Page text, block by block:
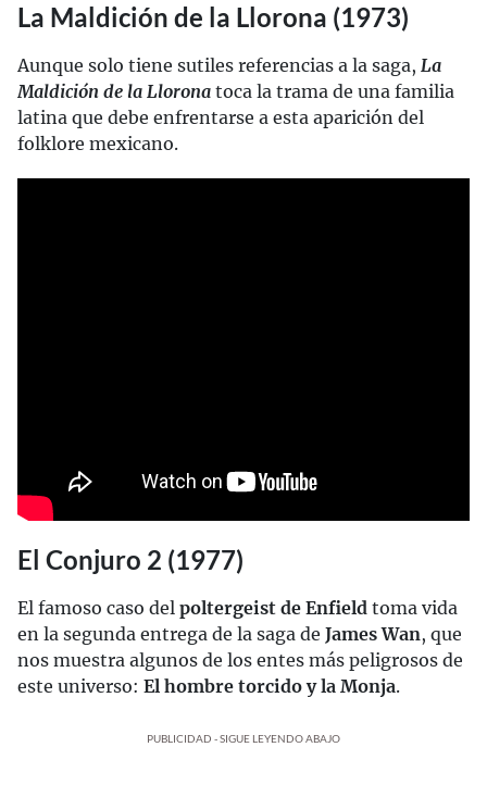
La Maldición de la Llorona (1973)
Aunque solo tiene sutiles referencias a la saga, La
Maldición de la Llorona toca la trama de una familia
latina que debe enfrentarse a esta aparición del
folklore mexicano.
El Conjuro 2 (1977)
El famoso caso del poltergeist de Enfield toma vida
en la segunda entrega de la saga de James Wan, que
nos muestra algunos de los entes más peligrosos de
este universo: El hombre torcido y la Monja.
PUBLICIDAD - SIGUE LEYENDO ABAJO